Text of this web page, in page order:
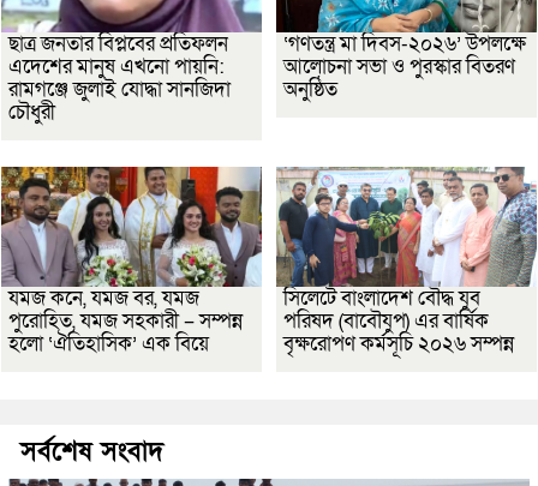
ছাত্র জনতার বিপ্লবের প্রতিফলন
এদেশের মানুষ এখনো পায়নি:
রামগঞ্জে জুলাই যোদ্ধা সানজিদা
চৌধুরী
‘গণতন্ত্র মা দিবস-২০২৬’ উপলক্ষে
আলোচনা সভা ও পুরস্কার বিতরণ
অনুষ্ঠিত
যমজ কনে, যমজ বর, যমজ
পুরোহিত, যমজ সহকারী – সম্পন্ন
হলো ‘ঐতিহাসিক’ এক বিয়ে
সিলেটে বাংলাদেশ বৌদ্ধ যুব
পরিষদ (বাবৌযুপ) এর বার্ষিক
বৃক্ষরোপণ কর্মসূচি ২০২৬ সম্পন্ন
সর্বশেষ সংবাদ